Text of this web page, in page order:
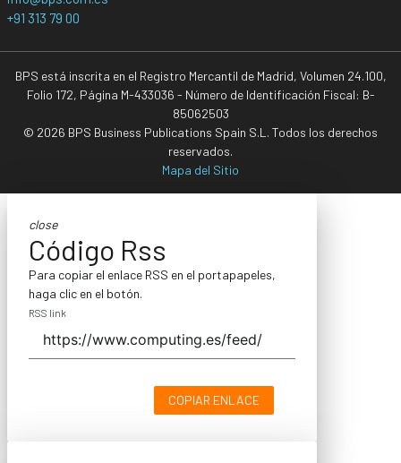
+91 313 79 00
BPS está inscrita en el Registro Mercantil de Madrid, Volumen 24.100,
Folio 172, Página M-433036 - Número de Identificación Fiscal: B-
85062503
© 2026 BPS Business Publications Spain S.L. Todos los derechos
reservados.
Mapa del Sitio
close
Código Rss
Para copiar el enlace RSS en el portapapeles,
haga clic en el botón.
RSS link
COPIAR ENLACE